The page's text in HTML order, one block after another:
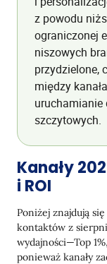
z powodu
ograniczonej
niszowych
przydzielone,
między
uruchamianie
szczytowych.
Kanały
i ROI
Poniżej znajdują
kontaktów z
wydajności—Top
ponieważ kanały